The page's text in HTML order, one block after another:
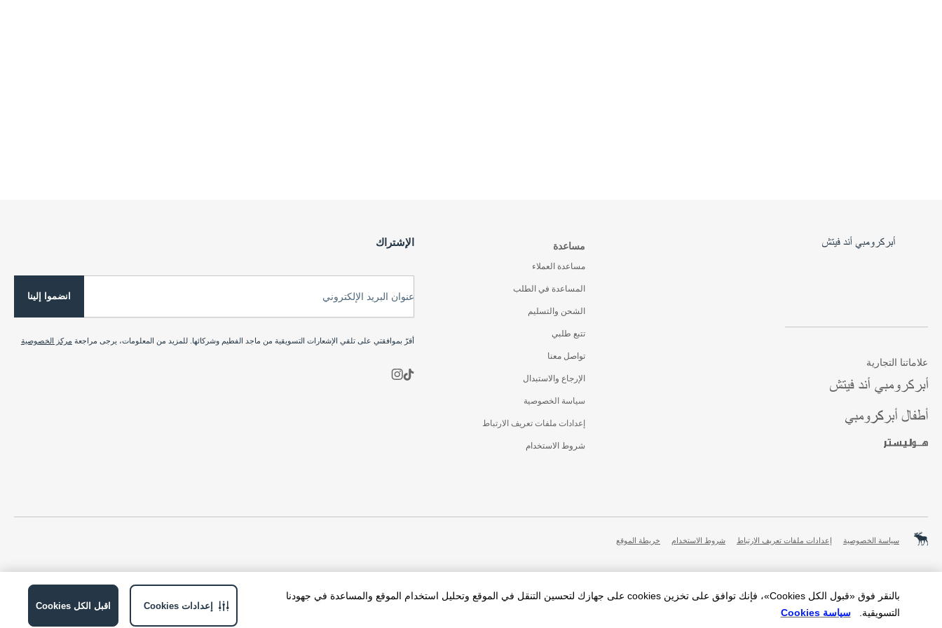
بالنقر فوق «قبول الكل Cookies»، فإنك توافق على تخزين cookies على جهازك لتحسين التنقل في الموقع وتحليل استخدام الموقع والمساعدة في جهودنا
التسويقية.
سياسة Cookies
اقبل الكل Cookies إعدادات Cookies
علاماتنا التجارية
مساعدة
مساعدة العملاء
المساعدة في الطلب
الشحن والتسليم
تتبع طلبي
تواصل معنا
الإرجاع والاستبدال
سياسة الخصوصية
إعدادات ملفات تعريف الارتباط
شروط الاستخدام
الإشتراك
عنوان البريد الإلكتروني انضموا إلينا
أقرّ بموافقتي على تلقي الإشعارات التسويقية من ماجد الفطيم وشركائها. للمزيد من المعلومات، يرجى مراجعة مركز الخصوصية
سياسة الخصوصية إعدادات ملفات تعريف الارتباط شروط الاستخدام خريطة الموقع